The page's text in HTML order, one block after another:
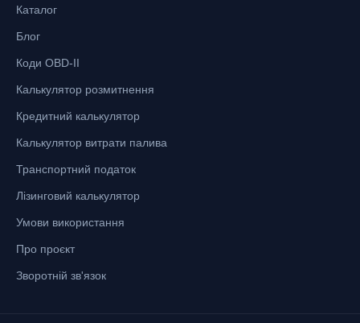
Каталог
Блог
Коди OBD-II
Калькулятор розмитнення
Кредитний калькулятор
Калькулятор витрати палива
Транспортний податок
Лізинговий калькулятор
Умови використання
Про проєкт
Зворотній зв'язок